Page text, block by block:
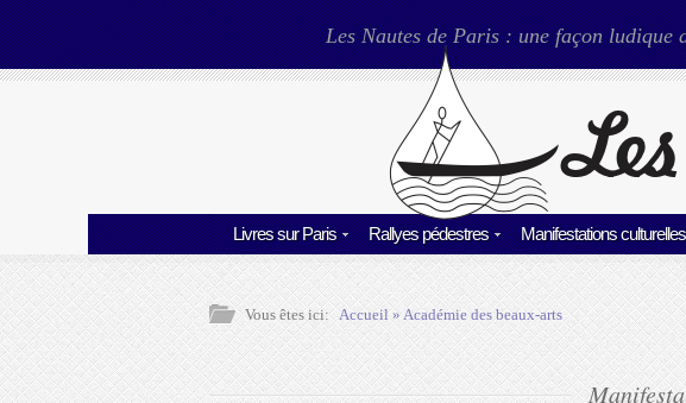
Les Nautes de Paris : une façon ludique
Livres sur Paris Rallyes pédestres Manifestations culturelles
Vous êtes ici: Accueil»Académie des beaux-arts